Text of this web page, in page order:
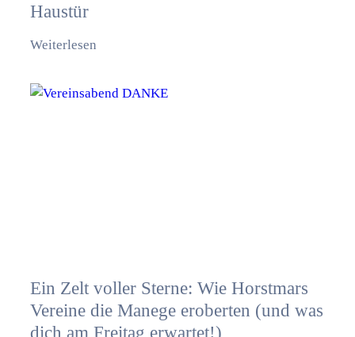
Haustür
Weiterlesen
Ein Zelt voller Sterne: Wie Horstmars
Vereine die Manege eroberten (und was
dich am Freitag erwartet!)